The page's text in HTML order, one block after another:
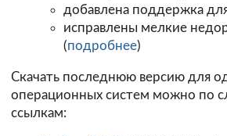
добавлена поддержка
исправлены мелкие
(подробнее)
Скачать последнюю версию для
операционных систем можно по
ссылкам: